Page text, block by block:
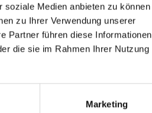
Medien anbieten zu können
zu Ihrer Verwendung unserer
Partner führen diese Informationen
die sie im Rahmen Ihrer Nutzung
Marketing